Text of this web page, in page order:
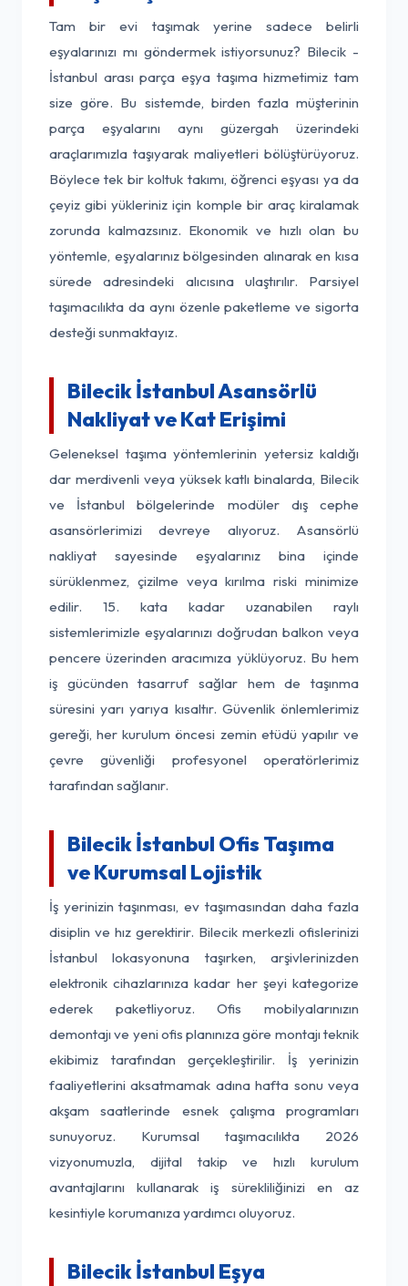
Tam bir evi taşımak yerine sadece belirli
eşyalarınızı mı göndermek istiyorsunuz? Bilecik -
İstanbul arası parça eşya taşıma hizmetimiz tam
size göre. Bu sistemde, birden fazla müşterinin
parça eşyalarını aynı güzergah üzerindeki
araçlarımızla taşıyarak maliyetleri bölüştürüyoruz.
Böylece tek bir koltuk takımı, öğrenci eşyası ya da
çeyiz gibi yükleriniz için komple bir araç kiralamak
zorunda kalmazsınız. Ekonomik ve hızlı olan bu
yöntemle, eşyalarınız bölgesinden alınarak en kısa
sürede adresindeki alıcısına ulaştırılır. Parsiyel
taşımacılıkta da aynı özenle paketleme ve sigorta
desteği sunmaktayız.
Bilecik İstanbul Asansörlü
Nakliyat ve Kat Erişimi
Geleneksel taşıma yöntemlerinin yetersiz kaldığı
dar merdivenli veya yüksek katlı binalarda, Bilecik
ve İstanbul bölgelerinde modüler dış cephe
asansörlerimizi devreye alıyoruz. Asansörlü
nakliyat sayesinde eşyalarınız bina içinde
sürüklenmez, çizilme veya kırılma riski minimize
edilir. 15. kata kadar uzanabilen raylı
sistemlerimizle eşyalarınızı doğrudan balkon veya
pencere üzerinden aracımıza yüklüyoruz. Bu hem
iş gücünden tasarruf sağlar hem de taşınma
süresini yarı yarıya kısaltır. Güvenlik önlemlerimiz
gereği, her kurulum öncesi zemin etüdü yapılır ve
çevre güvenliği profesyonel operatörlerimiz
tarafından sağlanır.
Bilecik İstanbul Ofis Taşıma
ve Kurumsal Lojistik
İş yerinizin taşınması, ev taşımasından daha fazla
disiplin ve hız gerektirir. Bilecik merkezli ofislerinizi
İstanbul lokasyonuna taşırken, arşivlerinizden
elektronik cihazlarınıza kadar her şeyi kategorize
ederek paketliyoruz. Ofis mobilyalarınızın
demontajı ve yeni ofis planınıza göre montajı teknik
ekibimiz tarafından gerçekleştirilir. İş yerinizin
faaliyetlerini aksatmamak adına hafta sonu veya
akşam saatlerinde esnek çalışma programları
sunuyoruz. Kurumsal taşımacılıkta 2026
vizyonumuzla, dijital takip ve hızlı kurulum
avantajlarını kullanarak iş sürekliliğinizi en az
kesintiyle korumanıza yardımcı oluyoruz.
Bilecik İstanbul Eşya